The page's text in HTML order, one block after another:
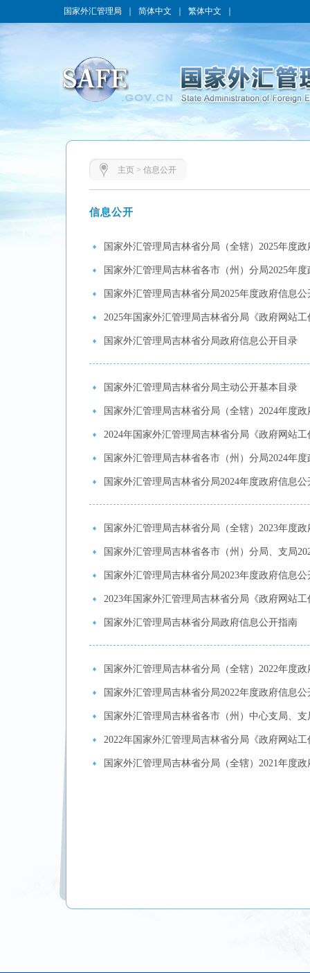
国家外汇管理局 简体中文 繁体中文
主页> 信息公开
信息公开
国家外汇管理局吉林省分局（全辖）2025年度
国家外汇管理局吉林省各市（州）分局2025年
国家外汇管理局吉林省分局2025年度政府信息
2025年国家外汇管理局吉林省分局《政府网站
国家外汇管理局吉林省分局政府信息公开目录
国家外汇管理局吉林省分局主动公开基本目录
国家外汇管理局吉林省分局（全辖）2024年度
2024年国家外汇管理局吉林省分局《政府网站
国家外汇管理局吉林省各市（州）分局2024年
国家外汇管理局吉林省分局2024年度政府信息
国家外汇管理局吉林省分局（全辖）2023年度
国家外汇管理局吉林省各市（州）分局、支局
国家外汇管理局吉林省分局2023年度政府信息
2023年国家外汇管理局吉林省分局《政府网站
国家外汇管理局吉林省分局政府信息公开指南
国家外汇管理局吉林省分局（全辖）2022年度
国家外汇管理局吉林省分局2022年度政府信息
国家外汇管理局吉林省各市（州）中心支局、
2022年国家外汇管理局吉林省分局《政府网站
国家外汇管理局吉林省分局（全辖）2021年度